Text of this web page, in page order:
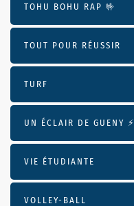
TOHU BOHU RAP 🤟
TOUT POUR RÉUSSIR
TURF
UN ÉCLAIR DE GUENY ⚡️
VIE ÉTUDIANTE
VOLLEY-BALL